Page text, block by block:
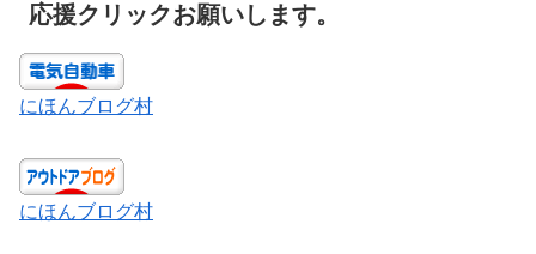
応援クリックお願いします。
にほんブログ村
にほんブログ村